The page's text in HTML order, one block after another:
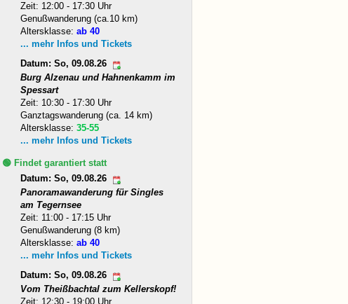
Zeit: 12:00 - 17:30 Uhr
Genußwanderung (ca.10 km)
Altersklasse:ab 40
... mehr Infos und Tickets
Datum: So, 09.08.26
Burg Alzenau und Hahnenkamm im
Spessart
Zeit: 10:30 - 17:30 Uhr
Ganztagswanderung (ca. 14 km)
Altersklasse:35-55
... mehr Infos und Tickets
🟢 Findet garantiert statt
Datum: So, 09.08.26
Panoramawanderung für Singles
am Tegernsee
Zeit: 11:00 - 17:15 Uhr
Genußwanderung (8 km)
Altersklasse:ab 40
... mehr Infos und Tickets
Datum: So, 09.08.26
Vom Theißbachtal zum Kellerskopf!
Zeit: 12:30 - 19:00 Uhr